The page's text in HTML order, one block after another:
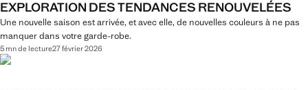
EXPLORATION DES TENDANCES RENOUVELÉES
Une nouvelle saison est arrivée, et avec elle, de nouvelles couleurs à ne pas
manquer dans votre garde-robe.
5 mn de lecture27 février 2026